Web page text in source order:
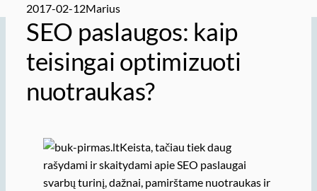
2017-02-12Marius
SEO paslaugos: kaip
teisingai optimizuoti
nuotraukas?
Keista, tačiau tiek daug
rašydami ir skaitydami apie SEO paslaugai
svarbų turinį, dažnai, pamirštame nuotraukas ir